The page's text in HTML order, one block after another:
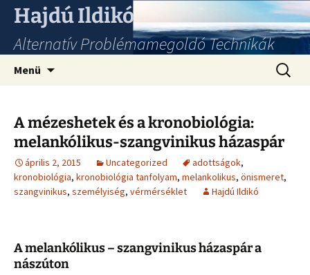
Hajdú Ildikó
Alternatív Problémamegoldó Technikák
Menü
A mézeshetek és a kronobiológia:
melankólikus-szangvinikus házaspár
április 2, 2015 Uncategorized adottságok,
kronobiológia, kronobiológia tanfolyam, melankolikus, önismeret,
szangvinikus, személyiség, vérmérséklet Hajdú Ildikó
A melankólikus – szangvinikus házaspár a
nászúton